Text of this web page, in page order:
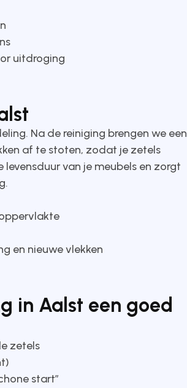
uitdroging
Na de reiniging brengen we een
af te stoten, zodat je zetels
van je meubels en zorgt
en nieuwe vlekken
in Aalst een goed
zetels
start”